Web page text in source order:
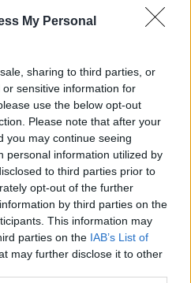
My Personal
sharing to third parties, or
sensitive information for
use the below opt-out
Please note that after your
you may continue seeing
personal information utilized by
to third parties prior to
opt-out of the further
by third parties on the
This information may
parties on the IAB’s List of
may further disclose it to other
kontra
czyli 1 marca
Wyklętych